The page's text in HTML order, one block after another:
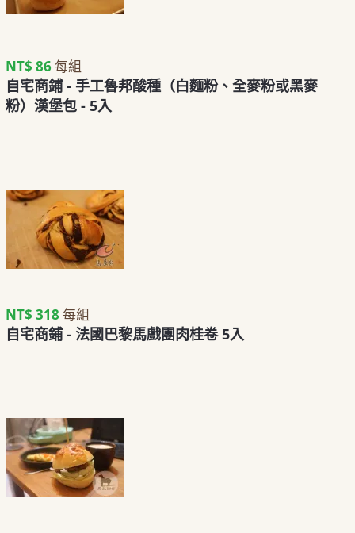
NT$ 86每組
自宅商鋪 - 手工魯邦酸種（白麵粉、全麥粉或黑麥
粉）漢堡包 - 5入
NT$ 318 每組
自宅商鋪 - 法國巴黎馬戲團肉桂卷 5入